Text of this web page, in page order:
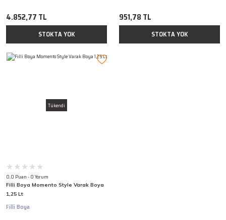
4.852,77 TL
STOKTA YOK
951,78 TL
STOKTA YOK
Tükendi
0.0 Puan - 0 Yorum
Filli Boya Momento Style Varak Boya
1,25 Lt
Filli Boya